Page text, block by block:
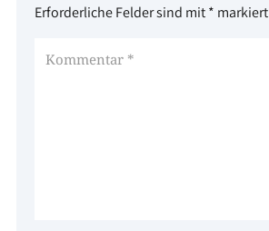
Erforderliche Felder sind mit* markiert